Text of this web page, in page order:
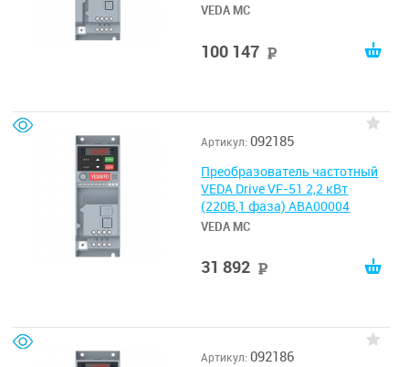
VEDA MC
100 147
Артикул: 092185
Преобразователь частотный
VEDA Drive VF-51 2,2 кВт
(220В,1 фаза) ABA00004
VEDA MC
31 892
Артикул: 092186